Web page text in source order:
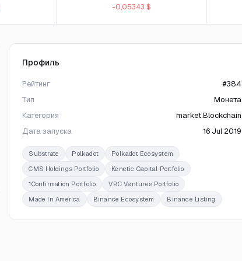
-0,05343 $
Профиль
Рейтинг
#384
Тип
Монета
Категория
market.Blockchain
Дата запуска
16 Jul 2019
Substrate Polkadot
Polkadot Ecosystem
CMS Holdings Portfolio
Kenetic Capital Portfolio
1Confirmation Portfolio
VBC Ventures Portfolio
Made In America
Binance Ecosystem Binance Listing